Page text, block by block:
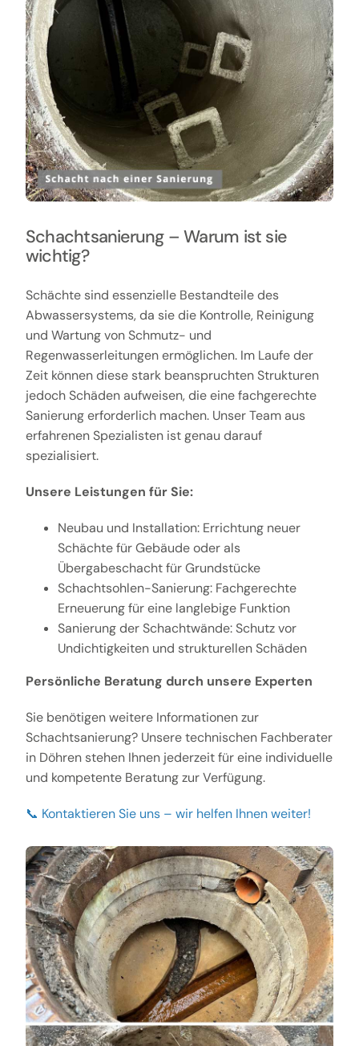
Schachtsanierung – Warum ist sie
wichtig?
Schächte sind essenzielle Bestandteile des
Abwassersystems, da sie die Kontrolle, Reinigung
und Wartung von Schmutz- und
Regenwasserleitungen ermöglichen. Im Laufe der
Zeit können diese stark beanspruchten Strukturen
jedoch Schäden aufweisen, die eine fachgerechte
Sanierung erforderlich machen. Unser Team aus
erfahrenen Spezialisten ist genau darauf
spezialisiert.
Unsere Leistungen für Sie:
Neubau und Installation: Errichtung neuer
Schächte für Gebäude oder als
Übergabeschacht für Grundstücke
Schachtsohlen-Sanierung: Fachgerechte
Erneuerung für eine langlebige Funktion
Sanierung der Schachtwände: Schutz vor
Undichtigkeiten und strukturellen Schäden
Persönliche Beratung durch unsere Experten
Sie benötigen weitere Informationen zur
Schachtsanierung? Unsere technischen Fachberater
in Döhren stehen Ihnen jederzeit für eine individuelle
und kompetente Beratung zur Verfügung.
📞 Kontaktieren Sie uns – wir helfen Ihnen weiter!